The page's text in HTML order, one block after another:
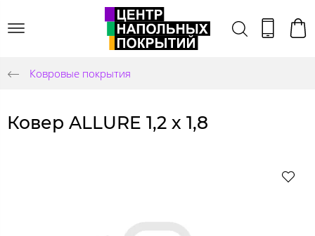
Ковровые покрытия
Ковер ALLURE 1,2 х 1,8